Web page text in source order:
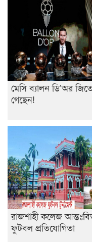
মেসি ব্যালন ডি’অর
গেছেন!
রাজশাহী কলেজ
ফুটবল প্রতিযোগিতা